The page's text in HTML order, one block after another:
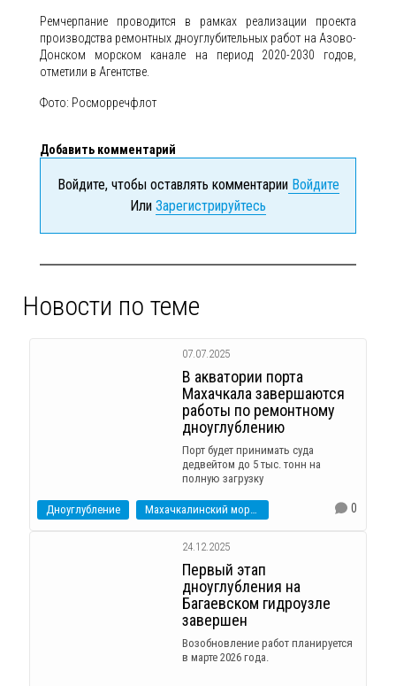
Ремчерпание проводится в рамках реализации проекта
производства ремонтных дноуглубительных работ на Азово-
Донском морском канале на период 2020-2030 годов,
отметили в Агентстве.
Фото: Росморречфлот
Добавить комментарий
Войдите, чтобы оставлять комментарииВойдите
Или Зарегистрируйтесь
Новости по теме
07.07.2025
В акватории порта
Махачкала завершаются
работы по ремонтному
дноуглублению
Порт будет принимать суда
дедвейтом до 5 тыс. тонн на
полную загрузку
Дноуглубление 0
24.12.2025
Первый этап
дноуглубления на
Багаевском гидроузле
завершен
Возобновление работ планируется
в марте 2026 года.